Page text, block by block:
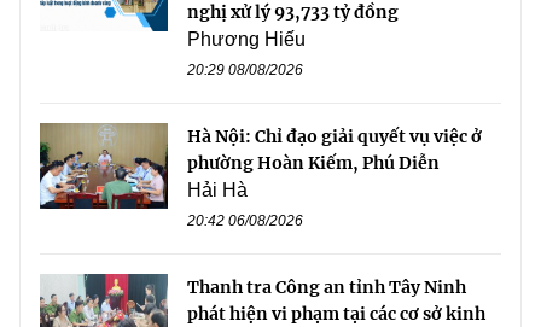
nghị xử lý 93,733 tỷ đồng
Phương Hiếu
20:29 08/08/2026
Hà Nội: Chỉ đạo giải quyết vụ việc ở
phường Hoàn Kiếm, Phú Diễn
Hải Hà
20:42 06/08/2026
Thanh tra Công an tỉnh Tây Ninh
phát hiện vi phạm tại các cơ sở kinh